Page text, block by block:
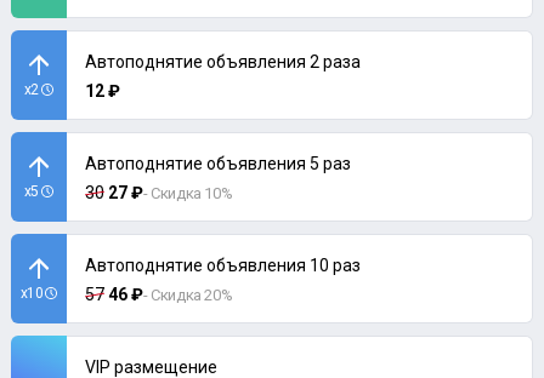
x2
Автоподнятие объявления 2 раза
12 ₽
x5
Автоподнятие объявления 5 раз
30 27 ₽- Скидка 10%
x10
Автоподнятие объявления 10 раз
5746 ₽- Скидка 20%
VIP размещение